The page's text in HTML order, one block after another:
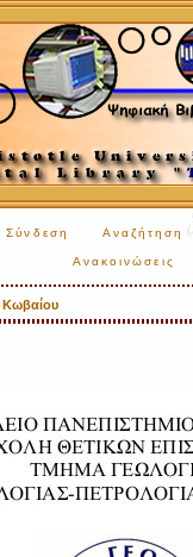
Σύνδεση Αναζήτηση
Ανακοινώσεις
Κωβαίου